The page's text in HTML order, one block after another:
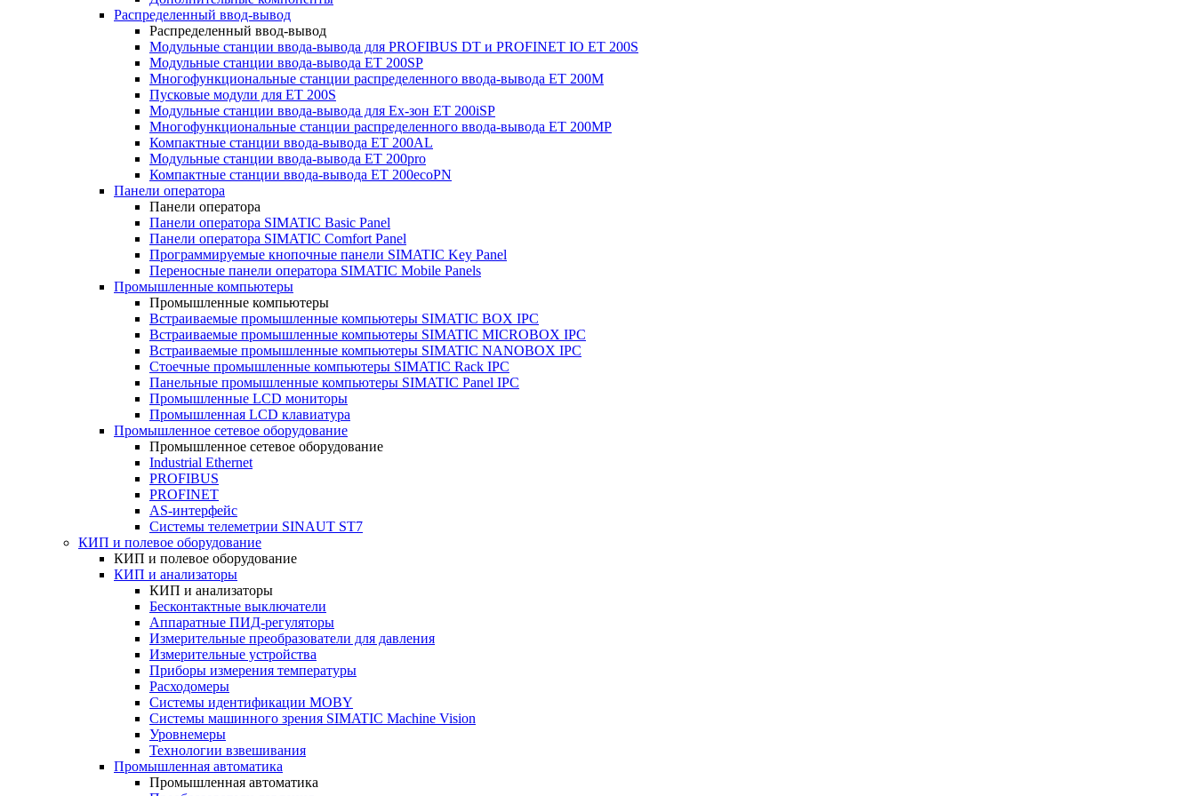
Распределенный ввод-вывод
Распределенный ввод-вывод
Модульные станции ввода-вывода для PROFIBUS DT и PROFINET IO ET 200S
Модульные станции ввода-вывода ET 200SP
Многофункциональные станции распределенного ввода-вывода ET 200M
Пусковые модули для ET 200S
Модульные станции ввода-вывода для Ex-зон ET 200iSP
Многофункциональные станции распределенного ввода-вывода ET 200MP
Компактные станции ввода-вывода ET 200AL
Модульные станции ввода-вывода ET 200pro
Компактные станции ввода-вывода ET 200ecoPN
Панели оператора
Панели оператора
Панели оператора SIMATIC Basic Panel
Панели оператора SIMATIC Comfort Panel
Программируемые кнопочные панели SIMATIC Key Panel
Переносные панели оператора SIMATIC Mobile Panels
Промышленные компьютеры
Промышленные компьютеры
Встраиваемые промышленные компьютеры SIMATIC BOX IPC
Встраиваемые промышленные компьютеры SIMATIC MICROBOX IPC
Встраиваемые промышленные компьютеры SIMATIC NANOBOX IPC
Стоечные промышленные компьютеры SIMATIC Rack IPC
Панельные промышленные компьютеры SIMATIC Panel IPC
Промышленные LCD мониторы
Промышленная LCD клавиатура
Промышленное сетевое оборудование
Промышленное сетевое оборудование
Industrial Ethernet
PROFIBUS
PROFINET
AS-интерфейс
Системы телеметрии SINAUT ST7
КИП и полевое оборудование
КИП и полевое оборудование
КИП и анализаторы
КИП и анализаторы
Бесконтактные выключатели
Аппаратные ПИД-регуляторы
Измерительные преобразователи для давления
Измерительные устройства
Приборы измерения температуры
Расходомеры
Системы идентификации MOBY
Системы машинного зрения SIMATIC Machine Vision
Уровнемеры
Технологии взвешивания
Промышленная автоматика
Промышленная автоматика